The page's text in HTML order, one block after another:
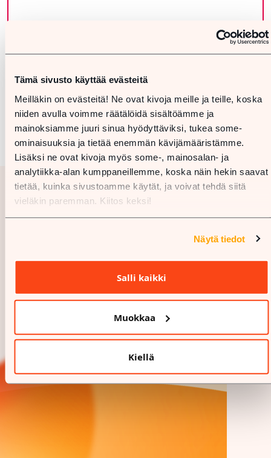
Tämä sivusto käyttää evästeitä
Meilläkin on evästeitä! Ne ovat kivoja meille ja teille, koska
niiden avulla voimme räätälöidä sisältöämme ja
mainoksiamme juuri sinua hyödyttäviksi, tukea some-
ominaisuuksia ja tietää enemmän kävijämääristämme.
Lisäksi ne ovat kivoja myös some-, mainosalan- ja
analytiikka-alan kumppaneillemme, koska näin hekin saavat
tietää, kuinka sivustoamme käytät, ja voivat tehdä siitä
vieläkin paremman. Kiitos keksi!
Näytä tiedot
Salli kaikki
Muokkaa
Kiellä